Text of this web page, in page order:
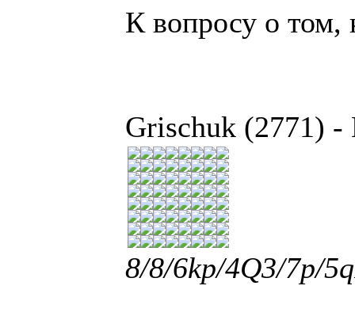
К вопросу о том,
Grischuk (2771) -
8/8/6kp/4Q3/7p/